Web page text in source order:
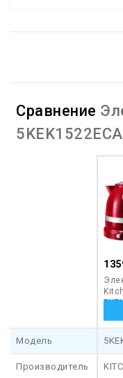
Сравнение
5KEK1522ECA
Модель
Производитель